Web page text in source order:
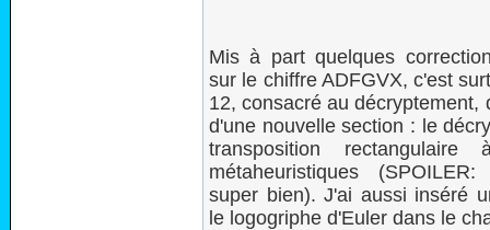
Mis à part quelques
sur le chiffre ADFGVX, c'est
12, consacré au décryptement,
d'une nouvelle section : le
transposition
métaheuristiques
super bien). J'ai aussi inséré
le logogriphe d'Euler dans le